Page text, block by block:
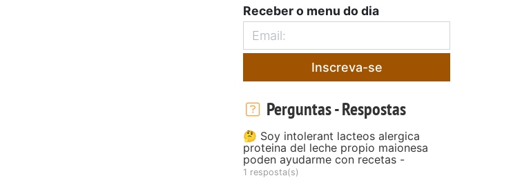
Receber o menu do dia
Inscreva-se
Perguntas - Respostas
🤔 Soy intolerant lacteos alergica
proteina del leche propio maionesa
poden ayudarme con recetas -
1 resposta(s)